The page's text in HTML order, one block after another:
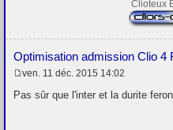
Clioteux
Optimisation admission Clio 4
e
ven. 11 déc. 2015 14:02
Pas sûr que l'inter et la durite